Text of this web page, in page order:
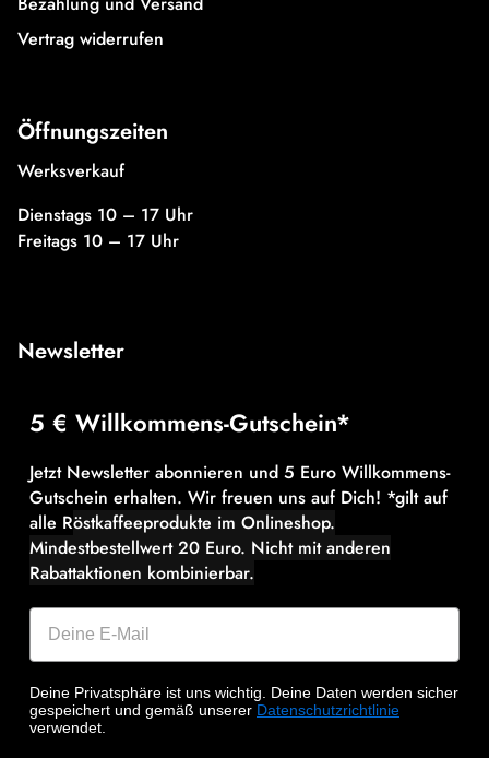
Vertrag widerrufen
Öffnungszeiten
Werksverkauf
Dienstags 10 – 17 Uhr
Freitags 10 – 17 Uhr
Newsletter
5 € Willkommens-Gutschein*
Jetzt Newsletter abonnieren und 5 Euro Willkommens-
Gutschein erhalten. Wir freuen uns auf Dich! *gilt auf
alle Röstkaffeeprodukte im Onlineshop.
Mindestbestellwert 20 Euro. Nicht mit anderen
Rabattaktionen kombinierbar.
Deine Privatsphäre ist uns wichtig. Deine Daten werden sicher
gespeichert und gemäß unserer Datenschutzrichtlinie
verwendet.